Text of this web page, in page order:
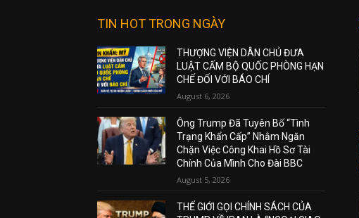
TIN HOT TRONG NGÀY
THƯỢNG VIỆN DÂN CHỦ ĐƯA
LUẬT CẤM BỘ QUỐC PHÒNG HẠN
CHẾ ĐỐI VỚI BÁO CHÍ
August 6, 2026
Ông Trump Đã Tuyên Bố “Tình
Trạng Khẩn Cấp” Nhằm Ngăn
Chặn Việc Công Khai Hồ Sơ Tài
Chính Của Mình Cho Đài BBC
August 5, 2026
THẾ GIỚI GỌI CHÍNH SÁCH CỦA